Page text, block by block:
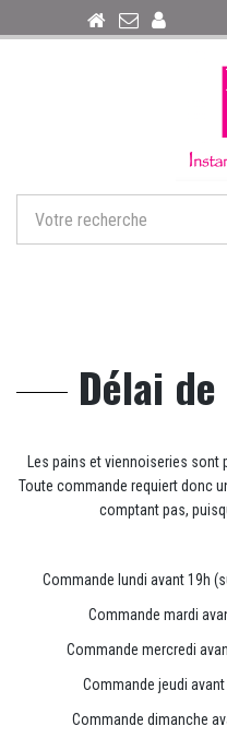
Délai
Les pains et viennoiseries sont
Toute commande requiert donc
comptant pas,
Commande lundi avant 19h
Commande mardi
Commande mercredi
Commande jeudi
Commande dimanche